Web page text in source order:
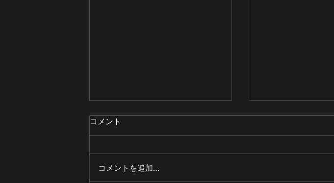
卒研室選抜について
コメント
コメントを追加…